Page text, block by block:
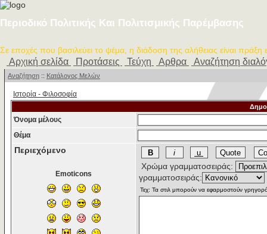
Περιοδικό Πολιτικής Και Πολιτισμικής Παρέμβασης
Σε εποχές που βασιλεύει το ψέμα, η διάδοση της αλήθειας είναι πράξη
Αρχική σελίδα Προτάσεις Τεύχη Αρθρα Αναζήτηση
Αναζήτηση :: Κατάλογος Μελών
Ιστορία - Φιλοσοφία
Όνομα μέλους
Θέμα
Περιεχόμενο
Emoticons
Χρώμα γραμματοσειράς:
γραμματοσειράς: